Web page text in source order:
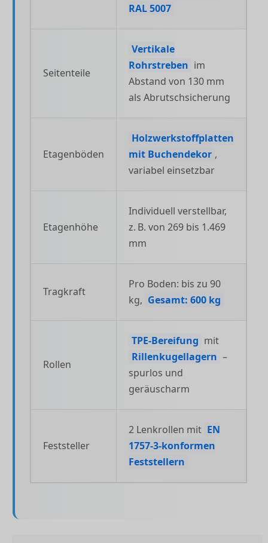
RAL 5007
Seitenteile
Vertikale
Rohrstreben im
Abstand von 130 mm
als Abrutschsicherung
Etagenböden
Holzwerkstoffplatten
mit Buchendekor ,
variabel einsetzbar
Etagenhöhe
Individuell verstellbar,
z. B. von 269 bis 1.469
mm
Tragkraft
Pro Boden: bis zu 90
kg, Gesamt: 600 kg
Rollen
TPE-Bereifung mit
Rillenkugellagern –
spurlos und
geräuscharm
Feststeller
2 Lenkrollen mit EN
1757-3-konformen
Feststellern